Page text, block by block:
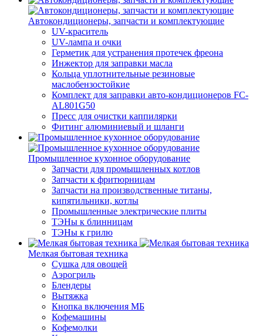
Автокондиционеры, запчасти и комплектующие
UV-краситель
UV-лампа и очки
Герметик для устранения протечек фреона
Инжектор для заправки масла
Кольца уплотнительные резиновые
маслобензостойкие
Комплект для заправки авто-кондиционеров FC-
AL801G50
Пресс для очистки каппилярки
Фитинг алюминиевый и шланги
Промышленное кухонное оборудование
Запчасти для промышленных котлов
Запчасти к фритюрницам
Запчасти на производственные титаны,
кипятильники, котлы
Промышленные электрические плиты
ТЭНы к блинницам
ТЭНы к грилю
Мелкая бытовая техника
Cушка для овощей
Аэрогриль
Блендеры
Вытяжка
Кнопка включения МБ
Кофемашины
Кофемолки